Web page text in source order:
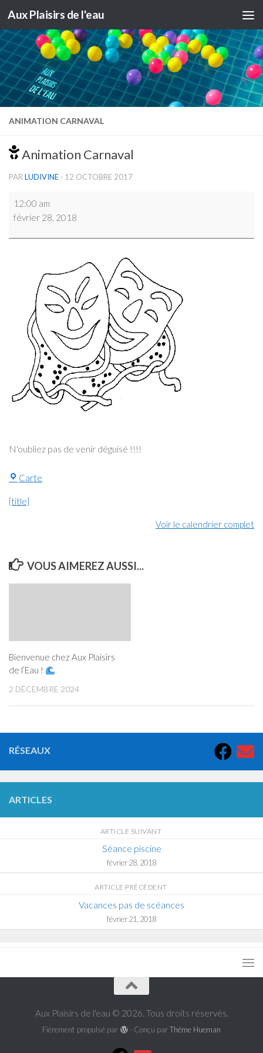
Skip to content
Aux Plaisirs de l'eau
ANIMATION CARNAVAL
Animation Carnaval
PARLUDIVINE · 12 OCTOBRE 2017
Animation
Carnaval
12:00 am
février 28, 2018
N'oubliez pas de venir déguisé !!!!
Carte
{title}
Voir le calendrier complet
VOUS AIMEREZ AUSSI...
Bienvenue chez Aux Plaisirs
de l’Eau !
2 DÉCEMBRE 2024
RÉSEAUX
ARTICLES
ARTICLE SUIVANT
Séance piscine
février 28, 2018
ARTICLE PRÉCÉDENT
Vacances pas de scéances
février 21, 2018
Aux Plaisirs de l'eau © 2026. Tous droits réservés.
Fièrement propulsé par - Conçu parThème Hueman